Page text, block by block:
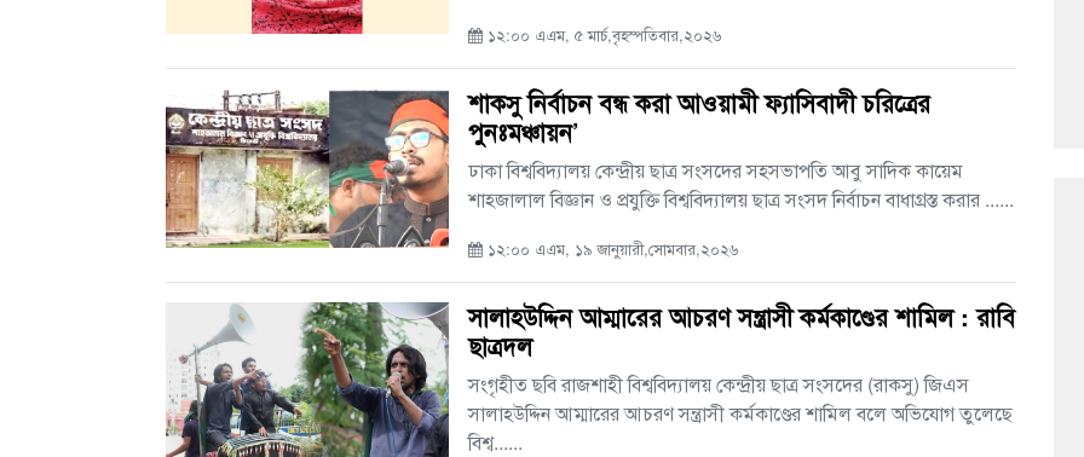
১২:০০ এএম, ৫ মার্চ,বৃহস্পতিবার,২০২৬
শাকসু নির্বাচন বন্ধ করা আওয়ামী ফ্যাসিবাদী চরিত্রের
পুনঃমঞ্চায়ন’
ঢাকা বিশ্ববিদ্যালয় কেন্দ্রীয় ছাত্র সংসদের সহসভাপতি আবু সাদিক কায়েম
শাহজালাল বিজ্ঞান ও প্রযুক্তি বিশ্ববিদ্যালয় ছাত্র সংসদ নির্বাচন বাধাগ্রস্ত করার ......
১২:০০ এএম, ১৯ জানুয়ারী,সোমবার,২০২৬
সালাহউদ্দিন আম্মারের আচরণ সন্ত্রাসী কর্মকাণ্ডের শামিল : রাবি
ছাত্রদল
সংগৃহীত ছবি রাজশাহী বিশ্ববিদ্যালয় কেন্দ্রীয় ছাত্র সংসদের (রাকসু) জিএস
সালাহউদ্দিন আম্মারের আচরণ সন্ত্রাসী কর্মকাণ্ডের শামিল বলে অভিযোগ তুলেছে
বিশ্ব......